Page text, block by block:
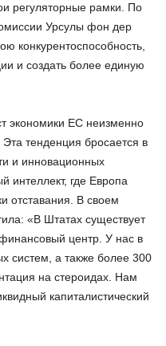
регуляторные рамки. По
Урсулы фон дер
конкурентоспособность,
и создать более единую
экономики ЕС неизменно
тенденция бросается в
и инновационных
интеллект, где Европа
отставания. В своем
«В Штатах существует
центр. У нас в
систем, а также более 300
на стероидах. Нам
капиталистический